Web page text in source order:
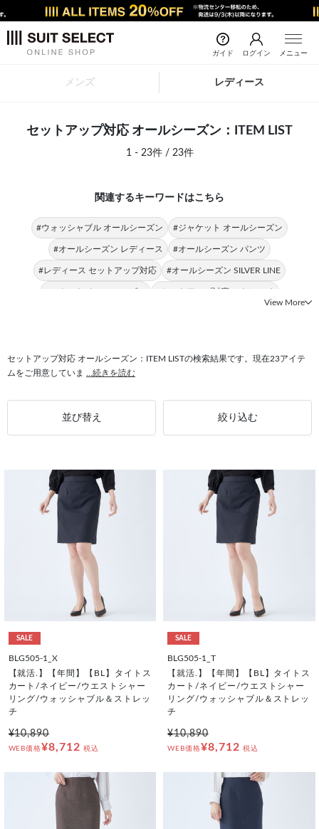
ガイド ログイン メニュー
メンズ レディース
セットアップ対応 オールシーズン：ITEM LIST
1 - 23件 / 23件
関連するキーワードはこちら
#ウォッシャブル オールシーズン #ジャケット オールシーズン
#オールシーズン レディース #オールシーズン パンツ
#レディース セットアップ対応 #オールシーズン SILVER LINE
#スカート オールシーズン #セットアップ対応 ストレッチ
#1釦ジャケット オールシーズン #セットアップ対応 快適
#ハイウエスト セットアップ対応
#セットアップ対応 パンツ裾上げ済 #セットアップ対応 4S
#セットアップ対応 春夏 #イージーケア セットアップ対応
View More
セットアップ対応 オールシーズン：ITEM LISTの検索結果です。現在23アイテ
ムをご用意していま
...続きを読む
並び替え 絞り込む
SALE
BLG505-1_X
【就活.】【年間】【BL】タイトス
カート/ネイビー/ウエストシャー
リング/ウォッシャブル＆ストレッ
チ
¥10,890
WEB価格¥8,712 税込
SALE
BLG505-1_T
【就活.】【年間】【BL】タイトス
カート/ネイビー/ウエストシャー
リング/ウォッシャブル＆ストレッ
チ
¥10,890
WEB価格¥8,712 税込